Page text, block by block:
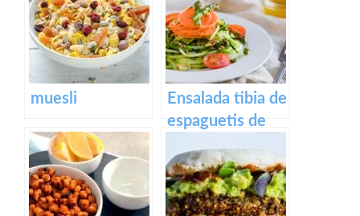
muesli
Ensalada tibia de
espaguetis de
zanahoria